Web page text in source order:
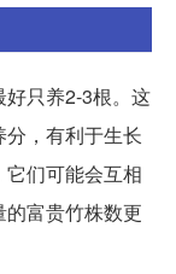
只养2-3根。这
，有利于生长
们可能会互相
富贵竹株数更